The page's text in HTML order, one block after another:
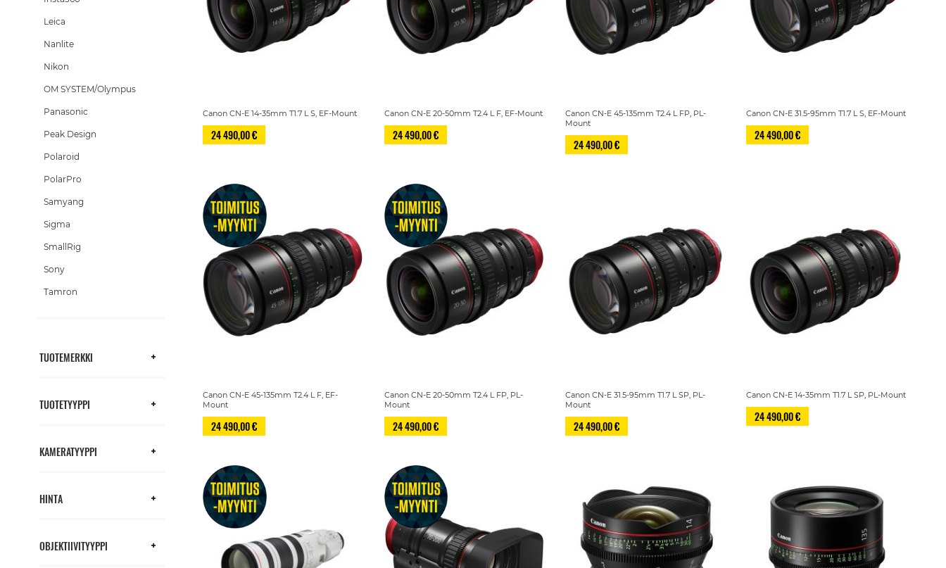
Canon CN-E 14-35mm T1.7 L S, EF-Mount
24 490,00 €
Canon CN-E 20-50mm T2.4 L F, EF-Mount
24 490,00 €
Canon CN-E 45-135mm T2.4 L FP, PL-
Mount
24 490,00 €
Canon CN-E 31.5-95mm T1.7 L S, EF-Mount
24 490,00 €
Canon CN-E 45-135mm T2.4 L F, EF-
Mount
24 490,00 €
Canon CN-E 20-50mm T2.4 L FP, PL-
Mount
24 490,00 €
Canon CN-E 31.5-95mm T1.7 L SP, PL-
Mount
24 490,00 €
Canon CN-E 14-35mm T1.7 L SP, PL-Mount
24 490,00 €
Leica
Nanlite
Nikon
OM SYSTEM/Olympus
Panasonic
Peak Design
Polaroid
PolarPro
Samyang
Sigma
SmallRig
Sony
Tamron
TUOTEMERKKI
TUOTETYYPPI
KAMERATYYPPI
HINTA
OBJEKTIIVITYYPPI